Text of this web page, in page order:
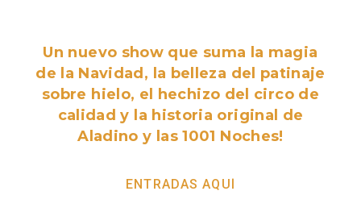
Un nuevo show que suma la magia
de la Navidad, la belleza del patinaje
sobre hielo, el hechizo del circo de
calidad y la historia original de
Aladino y las 1001 Noches!
ENTRADAS AQUÍ